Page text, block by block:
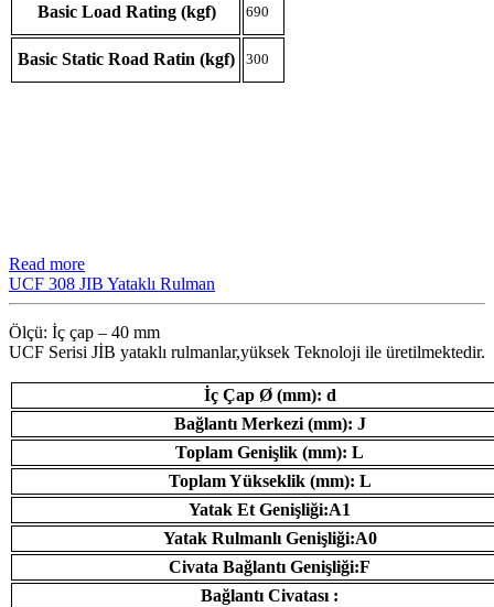
Basic Load Rating (kgf) 690
Basic Static Road Ratin (kgf) 300
Read more
UCF 308 JIB Yataklı Rulman
Ölçü: İç çap – 40 mm
UCF Serisi JİB ​​yataklı rulmanlar,yüksek Teknoloji ile üretilmektedir.
İç Çap Ø (mm): d
Bağlantı Merkezi (mm): J
Toplam Genişlik (mm): L
Toplam Yükseklik (mm): L
Yatak Et Genişliği:A1
Yatak Rulmanlı Genişliği:A0
Civata Bağlantı Genişliği:F
Bağlantı Civatası :